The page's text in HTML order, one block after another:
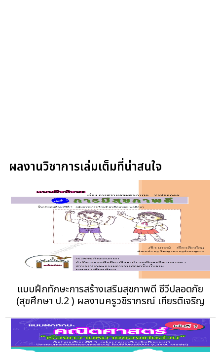
ผลงานวิชาการเล่มเต็มที่น่าสนใจ
แบบฝึกทักษะการสร้างเสริมสุขภาพดี ชีวีปลอดภัย
(สุขศึกษา ป.2 ) ผลงานครูวชิราภรณ์ เกียรติเจริญ